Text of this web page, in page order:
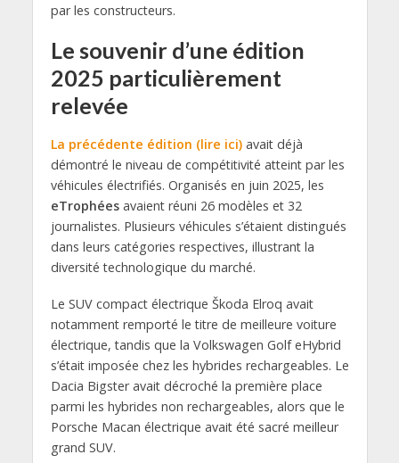
par les constructeurs.
Le souvenir d’une édition
2025 particulièrement
relevée
La précédente édition (lire ici)avait déjà
démontré le niveau de compétitivité atteint par les
véhicules électrifiés. Organisés en juin 2025, les
eTrophéesavaient réuni 26 modèles et 32
journalistes. Plusieurs véhicules s’étaient distingués
dans leurs catégories respectives, illustrant la
diversité technologique du marché.
Le SUV compact électrique Škoda Elroq avait
notamment remporté le titre de meilleure voiture
électrique, tandis que la Volkswagen Golf eHybrid
s’était imposée chez les hybrides rechargeables. Le
Dacia Bigster avait décroché la première place
parmi les hybrides non rechargeables, alors que le
Porsche Macan électrique avait été sacré meilleur
grand SUV.